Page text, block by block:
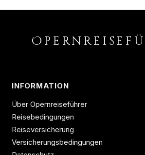
O
INFORMATION
Über Opernreiseführer
Reisebedingungen
Reiseversicherung
Versicherungsbedingungen